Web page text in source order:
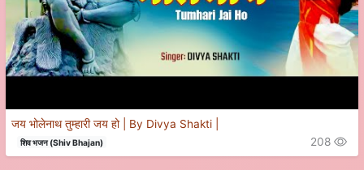
जय भोलेनाथ तुम्हारी जय हो | By Divya Shakti |
शिव भजन (Shiv Bhajan) 208